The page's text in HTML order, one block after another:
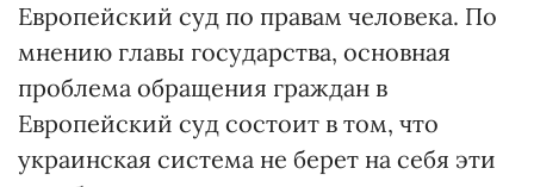
Европейский суд по правам человека. По
мнению главы государства, основная
проблема обращения граждан в
Европейский суд состоит в том, что
украинская система не берет на себя эти